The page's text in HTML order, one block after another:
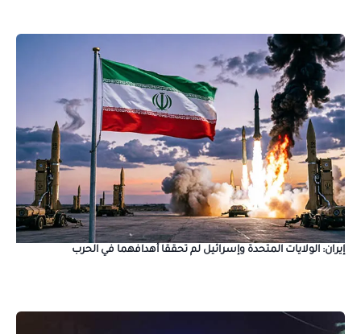
إيران: الولايات المتحدة وإسرائيل لم تحققا أهدافهما في الحرب